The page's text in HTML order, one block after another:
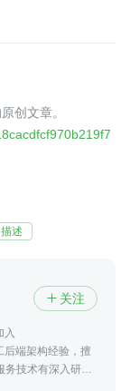
创文章。
述
 关注
入
后端架构经验，擅
务技术有深入研